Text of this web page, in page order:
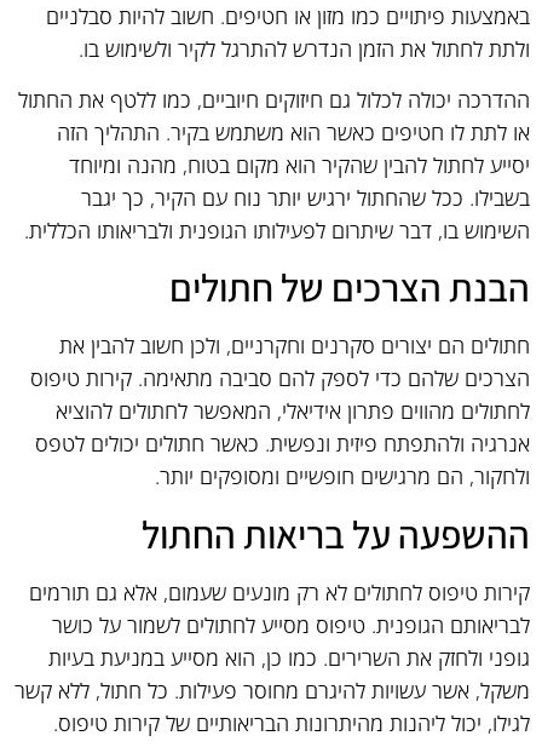
באמצעות פיתויים כמו מזון או חטיפים. חשוב להיות סבלניים
ולתת לחתול את הזמן הנדרש להתרגל לקיר ולשימוש בו.
ההדרכה יכולה לכלול גם חיזוקים חיוביים, כמו ללטף את החתול
או לתת לו חטיפים כאשר הוא משתמש בקיר. התהליך הזה
יסייע לחתול להבין שהקיר הוא מקום בטוח, מהנה ומיוחד
בשבילו. ככל שהחתול ירגיש יותר נוח עם הקיר, כך יגבר
השימוש בו, דבר שיתרום לפעילותו הגופנית ולבריאותו הכללית.
הבנת הצרכים של חתולים
חתולים הם יצורים סקרנים וחקרניים, ולכן חשוב להבין את
הצרכים שלהם כדי לספק להם סביבה מתאימה. קירות טיפוס
לחתולים מהווים פתרון אידיאלי, המאפשר לחתולים להוציא
אנרגיה ולהתפתח פיזית ונפשית. כאשר חתולים יכולים לטפס
ולחקור, הם מרגישים חופשיים ומסופקים יותר.
ההשפעה על בריאות החתול
קירות טיפוס לחתולים לא רק מונעים שעמום, אלא גם תורמים
לבריאותם הגופנית. טיפוס מסייע לחתולים לשמור על כושר
גופני ולחזק את השרירים. כמו כן, הוא מסייע במניעת בעיות
משקל, אשר עשויות להיגרם מחוסר פעילות. כל חתול, ללא קשר
לגילו, יכול ליהנות מהיתרונות הבריאותיים של קירות טיפוס.